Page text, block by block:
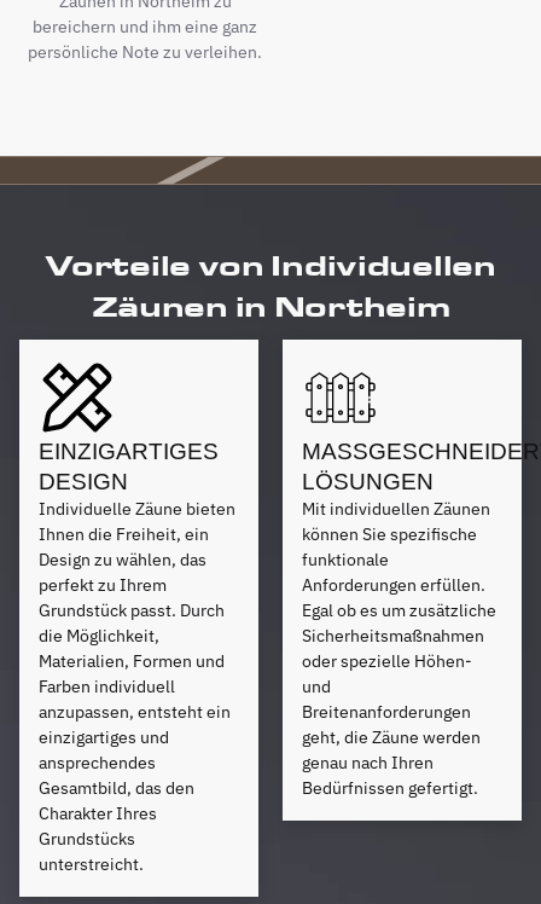
bereichern und ihm eine ganz
persönliche Note zu verleihen.
Vorteile von Individuellen
Zäunen in Northeim
EINZIGARTIGES
DESIGN
Individuelle Zäune bieten
Ihnen die Freiheit, ein
Design zu wählen, das
perfekt zu Ihrem
Grundstück passt. Durch
die Möglichkeit,
Materialien, Formen und
Farben individuell
anzupassen, entsteht ein
einzigartiges und
ansprechendes
Gesamtbild, das den
Charakter Ihres
Grundstücks
unterstreicht.
ÖSUNGEN
Mit individuellen Zäunen
können Sie spezifische
funktionale
Anforderungen erfüllen.
Egal ob es um zusätzliche
Sicherheitsmaßnahmen
oder spezielle Höhen-
und
Breitenanforderungen
geht, die Zäune werden
genau nach Ihren
Bedürfnissen gefertigt.